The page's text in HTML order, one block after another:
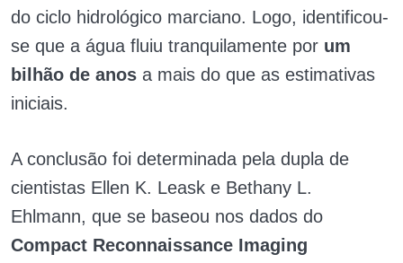
do ciclo hidrológico marciano. Logo, identificou-
se que a água fluiu tranquilamente por um
bilhão de anos a mais do que as estimativas
iniciais.
A conclusão foi determinada pela dupla de
cientistas Ellen K. Leask e Bethany L.
Ehlmann, que se baseou nos dados do
Compact Reconnaissance Imaging